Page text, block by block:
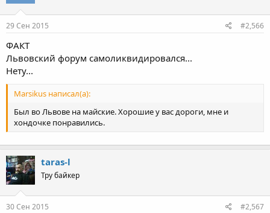
29 Сен 2015 #2,566
ФАКТ
Львовский форум самоликвидировался...
Нету...
Marsikus написал(а):
Был во Львове на майские. Хорошие у вас дороги, мне и
хондочке понравились.
taras-l
Тру байкер
30 Сен 2015 #2,567